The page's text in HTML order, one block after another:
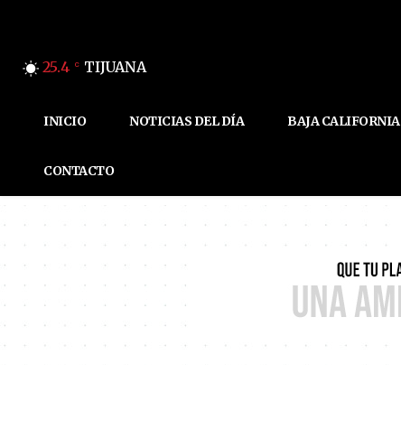
25.4 C TIJUANA
INICIO NOTICIAS DEL DÍA BAJA CALIFORNIA
CONTACTO